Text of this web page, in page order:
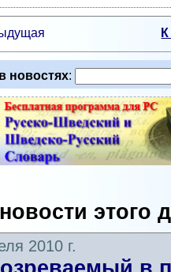
новостях:
этого
2010 г.